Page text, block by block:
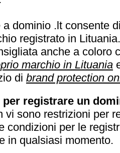
dominio .lt consente
registrato in
anche a coloro
marchio in Lituania
di brand protection
registrare un
vi sono restrizioni per
condizioni per le
in qualsiasi momento.